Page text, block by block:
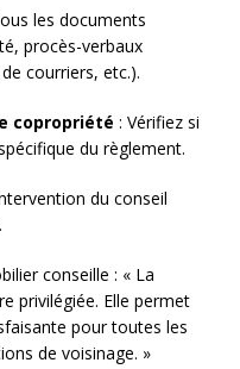
les documents
procès-verbaux
courriers, etc.).
copropriété : Vérifiez si
du règlement.
du conseil
conseille : « La
privilégiée. Elle permet
pour toutes les
de voisinage. »